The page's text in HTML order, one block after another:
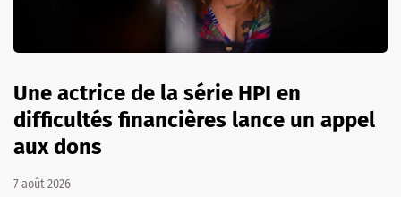
Une actrice de la série HPI en
difficultés financières lance un appel
aux dons
7 août 2026